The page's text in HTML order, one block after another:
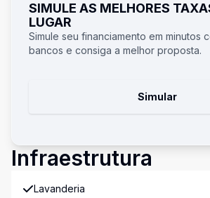
SIMULE AS MELHORES
LUGAR
Simule seu financiamento em minutos
bancos e consiga a melhor proposta.
Simular
Infraestrutura
Lavanderia